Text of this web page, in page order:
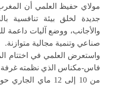
مولاي حفيظ العلمي أن
جديدة لخلق بيئة تنافسية
والأجانب، ووضع آليات داعمة
صناعي وتنمية مجالية متوازنة.
واستعرض العلمي في اختتام
فاس-مكناس الذي نظمته غرفة
من 10 إلى 12 ماي